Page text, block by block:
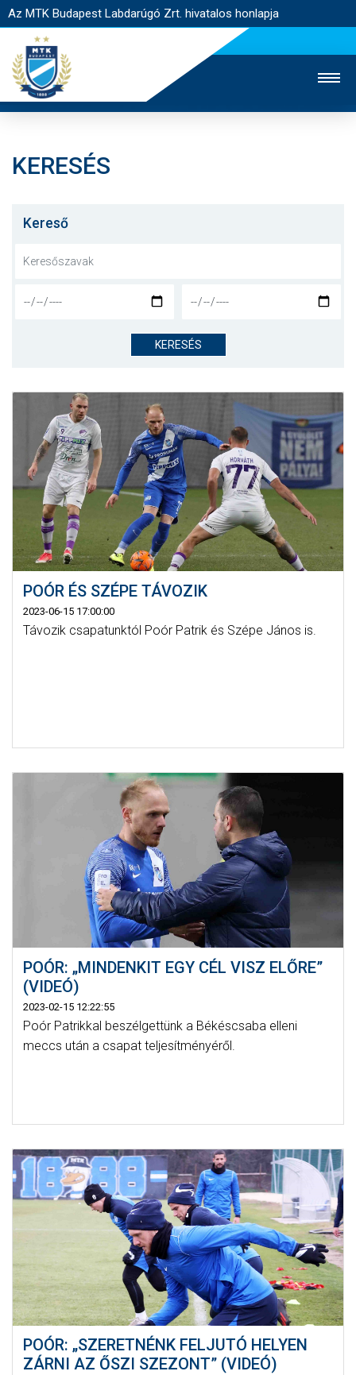
Az MTK Budapest Labdarúgó Zrt. hivatalos honlapja
JEGYÉRTÉKESÍTÉS
NYITÓLAP
CSAPATOK
KLUB
GALÉRIA
SZURKOLÓI ÉLMÉNYEK
AKKREDITÁCIÓ
KERESÉS
Kereső
KERESÉS
POÓR ÉS SZÉPE TÁVOZIK
2023-06-15 17:00:00
Távozik csapatunktól Poór Patrik és Szépe János is.
POÓR: „MINDENKIT EGY CÉL VISZ ELŐRE”
(VIDEÓ)
2023-02-15 12:22:55
Poór Patrikkal beszélgettünk a Békéscsaba elleni
meccs után a csapat teljesítményéről.
POÓR: „SZERETNÉNK FELJUTÓ HELYEN
ZÁRNI AZ ŐSZI SZEZONT” (VIDEÓ)